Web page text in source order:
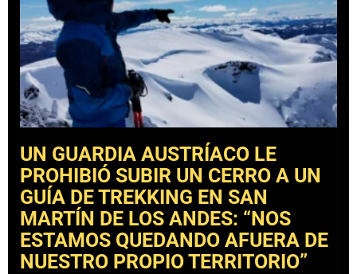
UN GUARDIA AUSTRÍACO LE
PROHIBIÓ SUBIR UN CERRO A UN
GUÍA DE TREKKING EN SAN
MARTÍN DE LOS ANDES: “NOS
ESTAMOS QUEDANDO AFUERA DE
NUESTRO PROPIO TERRITORIO”